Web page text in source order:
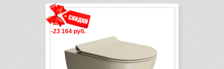
-23 164 руб.